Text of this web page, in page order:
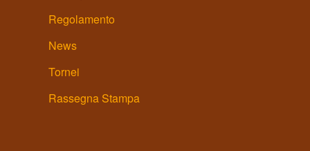
Regolamento
News
Tornei
Rassegna Stampa